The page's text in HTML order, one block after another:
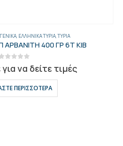
ΓΕΝΙΚΑ ΕΛΛΗΝΙΚΆ ΤΥΡΙΆ ,ΤΥΡΙΆ
400 ΓΡ 6Τ ΚΙΒ
να δείτε τιμές
ΠΕΡΙΣΣΌΤΕΡΑ